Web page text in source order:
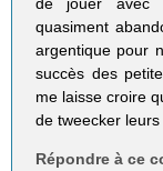
quasiment
argentique pour
succès des
me laisse croire
de tweecker leurs
Répondre à ce